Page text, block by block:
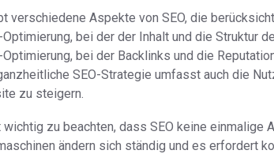
verschiedene Aspekte von SEO, die
Optimierung, bei der der Inhalt und die Struktur
Optimierung, bei der Backlinks und die
SEO-Strategie umfasst auch die
zu steigern.
wichtig zu beachten, dass SEO keine einmalige
ändern sich ständig und es erfordert